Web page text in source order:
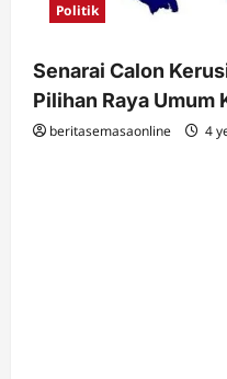
Politik
Senarai Calon
Pilihan Raya Umum
beritasemasaonline 4